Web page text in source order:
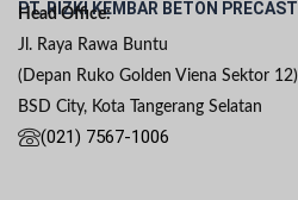
PT. RIZKI KEMBAR BETON PRECAST
Head Office:
Jl. Raya Rawa Buntu
(Depan Ruko Golden Viena Sektor 12)
BSD City, Kota Tangerang Selatan
(021) 7567-1006